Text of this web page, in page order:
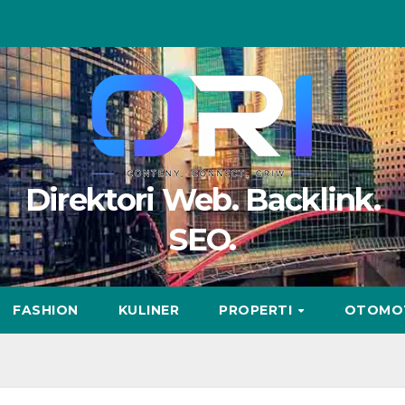
Direktori Web. Backlink.
SEO.
FASHION KULINER PROPERTI